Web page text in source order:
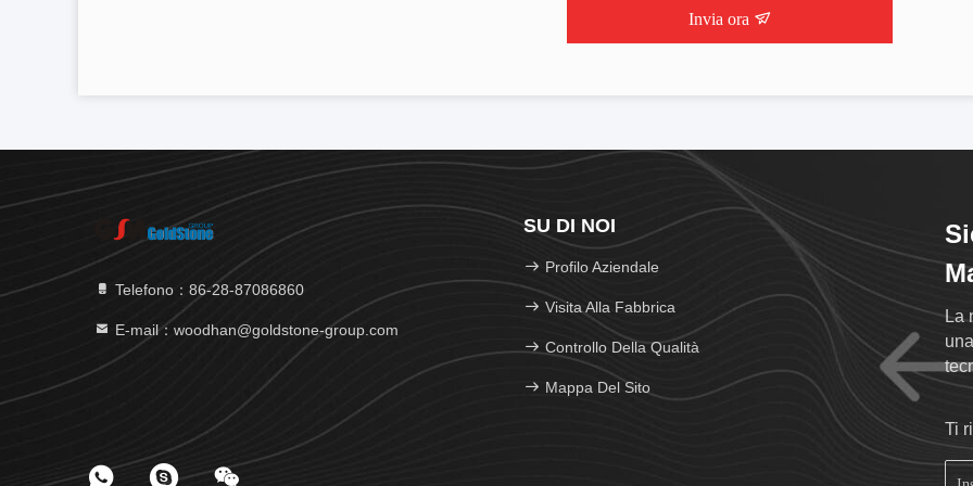
Invia ora
Telefono：86-28-87086860
E-mail：woodhan@goldstone-group.com
SU DI NOI
Profilo Aziendale
Visita Alla Fabbrica
Controllo Della Qualità
Mappa Del Sito
La
Ti